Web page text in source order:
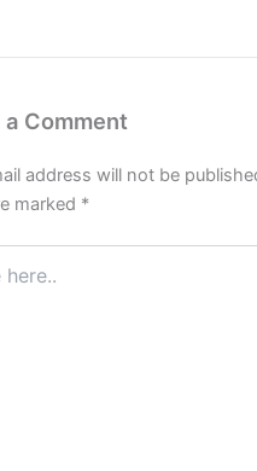
a Comment
address will not be
marked *